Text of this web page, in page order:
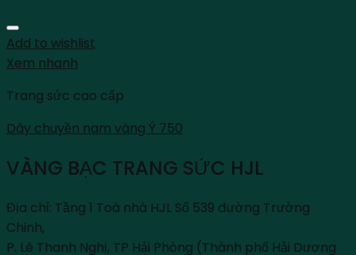
Add to wishlist
Xem nhanh
Trang sức cao cấp
Dây chuyền nam vàng Ý 750
VÀNG BẠC TRANG SỨC HJL
Địa chỉ: Tầng 1 Toà nhà HJL Số 539 đường Trường
Chinh,
P. Lê Thanh Nghị, TP Hải Phòng (Thành phố Hải Dương